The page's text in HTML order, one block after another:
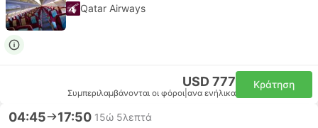
Qatar Airways
USD 777
Συμπεριλαμβάνονται οι φόροι ανα ενήλικα
Κράτηση
04:45 17:50 15ώ 5λεπτά